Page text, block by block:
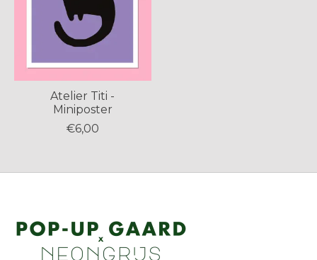
Atelier Titi -
Miniposter
€6,00